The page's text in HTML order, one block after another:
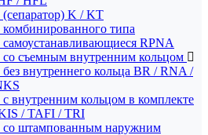
K / KT
типа
RPNA
съемным внутренним кольцом
внутреннего кольца BR / RNA /
внутренним кольцом в комплекте
/ TAFI / TRI
штампованным наружним